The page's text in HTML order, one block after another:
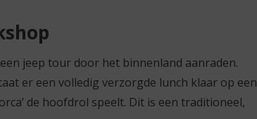
jeep tour door het binnenland aanraden.
er een volledig verzorgde lunch klaar op een
de hoofdrol speelt. Dit is een traditioneel,